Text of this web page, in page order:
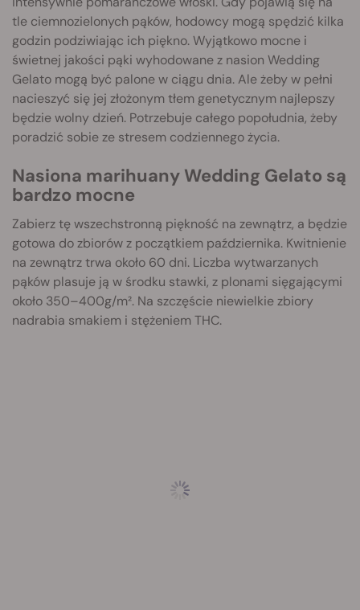
tle ciemnozielonych pąków, hodowcy mogą spędzić kilka
godzin podziwiając ich piękno. Wyjątkowo mocne i
świetnej jakości pąki wyhodowane z nasion Wedding
Gelato mogą być palone w ciągu dnia. Ale żeby w pełni
nacieszyć się jej złożonym tłem genetycznym najlepszy
będzie wolny dzień. Potrzebuje całego popołudnia, żeby
poradzić sobie ze stresem codziennego życia.
Nasiona marihuany Wedding Gelato są
bardzo mocne
Zabierz tę wszechstronną piękność na zewnątrz, a będzie
gotowa do zbiorów z początkiem października. Kwitnienie
na zewnątrz trwa około 60 dni. Liczba wytwarzanych
pąków plasuje ją w środku stawki, z plonami sięgającymi
około 350–400g/m². Na szczęście niewielkie zbiory
nadrabia smakiem i stężeniem THC.